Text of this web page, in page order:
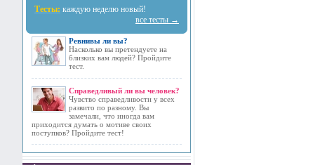
Тесты: каждую неделю новый!
все тесты →
Ревнивы ли вы?
Насколько вы претендуете на
близких вам людей? Пройдите
тест.
Справедливый ли вы человек?
Чувство справедливости у всех
развито по разному. Вы
замечали, что иногда вам
приходится думать о мотиве своих
поступков? Пройдите тест!